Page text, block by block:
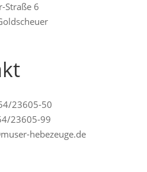
Straße 6
23605-50
23605-99
hebezeuge.de